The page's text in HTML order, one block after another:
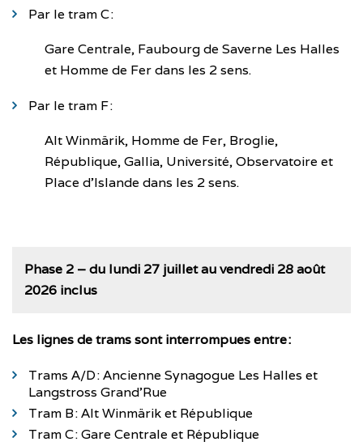
Par le tram C :
Gare Centrale, Faubourg de Saverne Les Halles
et Homme de Fer dans les 2 sens.
Par le tram F :
Alt Winmärik, Homme de Fer, Broglie,
République, Gallia, Université, Observatoire et
Place d’Islande dans les 2 sens.
Phase 2 – du lundi 27 juillet au vendredi 28 août
2026 inclus
Les lignes de trams sont interrompues entre :
Trams A/D : Ancienne Synagogue Les Halles et
Langstross Grand’Rue
Tram B : Alt Winmärik et République
Tram C : Gare Centrale et République